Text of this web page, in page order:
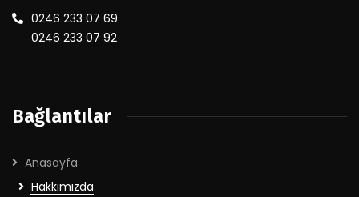
0246 233 07 69
0246 233 07 92
Bağlantılar
Anasayfa
Hakkımızda